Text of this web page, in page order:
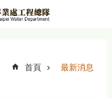
首頁 最新消息